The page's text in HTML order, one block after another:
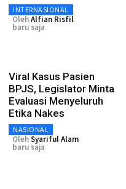
INTERNASIONAL
OlehAlfian Risfil
baru saja
Viral Kasus Pasien
BPJS, Legislator Minta
Evaluasi Menyeluruh
Etika Nakes
NASIONAL
OlehSyariful Alam
baru saja